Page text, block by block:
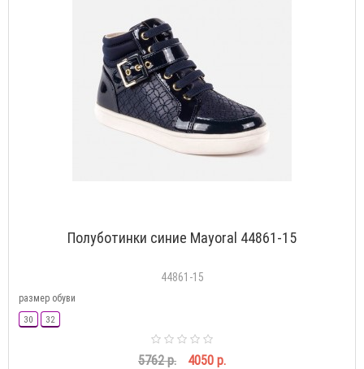
Полуботинки синие Mayoral 44861-15
44861-15
размер обуви
30 32
5762 р. 4050 р.